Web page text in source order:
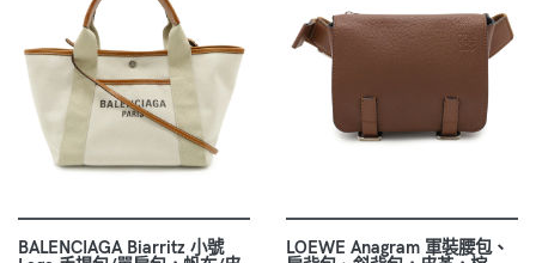
BALENCIAGA Biarritz 小號
LOEWE Anagram 軍裝腰包、